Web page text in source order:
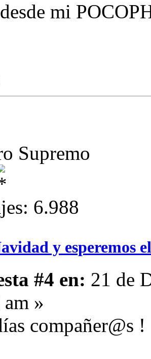
mi
Supremo
6.988
y esperemos
#4 en: 21 de
»
compañer@s !